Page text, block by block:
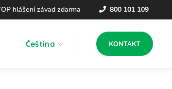
hlášení závad zdarma 800 101 109
Čeština KONTAKT